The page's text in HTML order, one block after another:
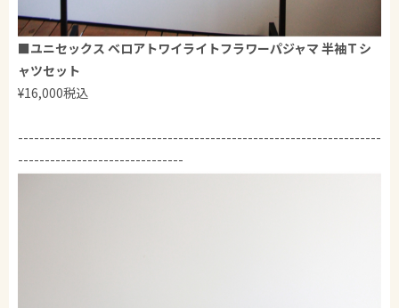
■ユニセックス ベロアトワイライトフラワーパジャマ 半袖Ｔシ
ャツセット
¥16,000税込
--------------------------------------------------------------------
-------------------------------